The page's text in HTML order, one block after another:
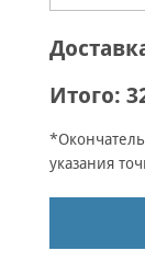
Итого:
указания